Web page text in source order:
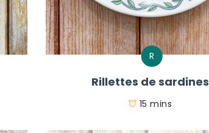
R
Rillettes de sardines
15 mins